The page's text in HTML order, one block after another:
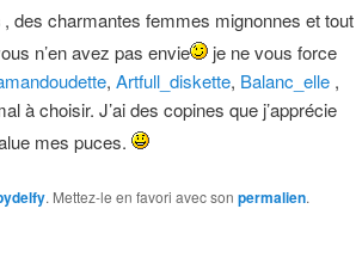
, des charmantes femmes mignonnes et tout
n’en avez pas envie
je ne vous force
, Artfull_diskette, Balanc_elle,
à choisir. J’ai des copines que j’apprécie
mes puces.
. Mettez-le en favori avec son permalien.